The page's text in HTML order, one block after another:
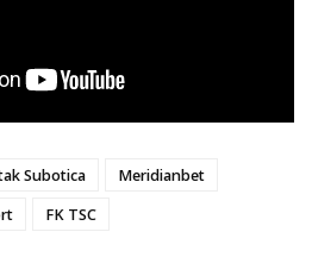
Subotica
Meridianbet
FK TSC